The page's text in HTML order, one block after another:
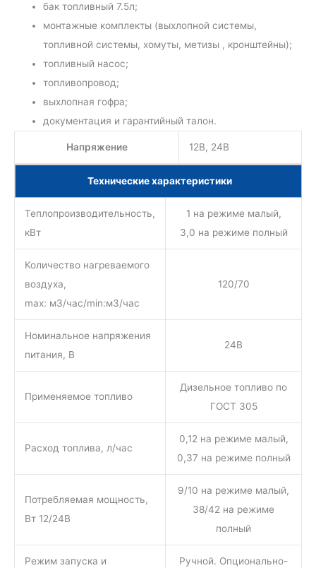
бак топливный 7.5л;
монтажные комплекты (выхлопной системы,
топливной системы, хомуты, метизы , кронштейны);
топливный насос;
топливопровод;
выхлопная гофра;
документация и гарантийный талон.
Напряжение 12В, 24В
Технические характеристики
Теплопроизводительность,
кВт
1 на режиме малый,
3,0 на режиме полный
Количество нагреваемого
воздуха,
max: м3/час/min:м3/час
120/70
Номинальное напряжения
питания, В
24В
Применяемое топливо
Дизельное топливо по
ГОСТ 305
Расход топлива, л/час
0,12 на режиме малый,
0,37 на режиме полный
Потребляемая мощность,
Вт 12/24В
9/10 на режиме малый,
38/42 на режиме
полный
Режим запуска и
Ручной. Опционально-